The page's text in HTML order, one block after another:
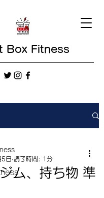
Box Fitness
ム、持ち物 準
日 読了時間: 1分